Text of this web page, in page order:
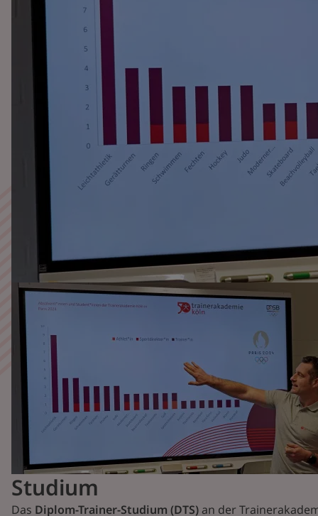
Studium
Das Diplom-Trainer-Studium (DTS) an der